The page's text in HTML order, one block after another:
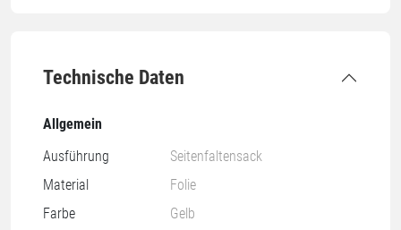
Technische Daten
Allgemein
Ausführung
Seitenfaltensack
Material
Folie
Farbe
Gelb